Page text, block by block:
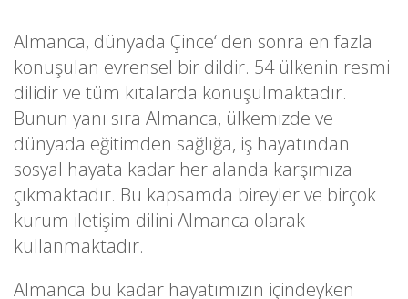
Almanca, dünyada Çince‘ den sonra en fazla
konuşulan evrensel bir dildir. 54 ülkenin resmi
dilidir ve tüm kıtalarda konuşulmaktadır.
Bunun yanı sıra Almanca, ülkemizde ve
dünyada eğitimden sağlığa, iş hayatından
sosyal hayata kadar her alanda karşımıza
çıkmaktadır. Bu kapsamda bireyler ve birçok
kurum iletişim dilini Almanca olarak
kullanmaktadır.
Almanca bu kadar hayatımızın içindeyken